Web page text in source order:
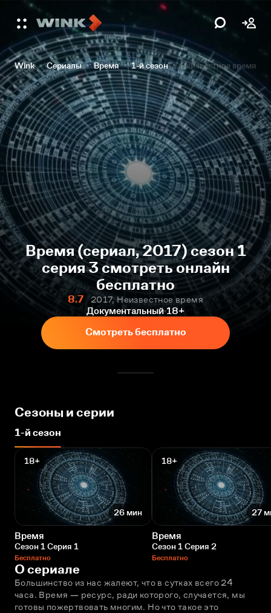
Wink Сериалы Время 1-й сезон Неизвестное время
Время (сериал, 2017) сезон 1
серия 3 смотреть онлайн
бесплатно
8.7
2017, Неизвестное время
Документальный 18+
Смотреть бесплатно
Сезоны и серии
1-й сезон
18+
26 мин
Время
Сезон 1 Серия 1
Бесплатно
18+
27
Время
Сезон 1 Серия 2
Бесплатно
О сериале
Большинство из нас жалеют, что в сутках всего 24
часа. Время — ресурс, ради которого, случается, мы
готовы пожертвовать многим. Но что такое это